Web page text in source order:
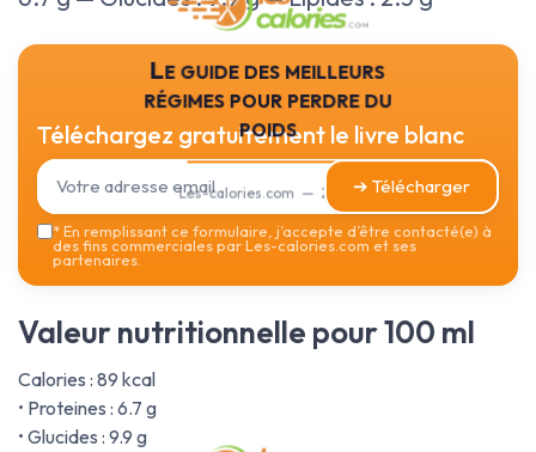
Le guide des meilleurs
régimes pour perdre du
poids
Les-calories.com — 2026
Téléchargez gratuitement le livre blanc
➔ Télécharger
*En remplissant ce formulaire, j’accepte d’être contacté(e) à
des fins commerciales par Les-calories.com et ses
partenaires.
Valeur nutritionnelle pour 100 ml
Calories : 89 kcal
• Proteines : 6.7 g
• Glucides : 9.9 g